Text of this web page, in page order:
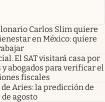
Carlos Slim quiere
en México: quiere
El SAT visitará casa por
abogados para verificar el
fiscales
Aries: la predicción de
agosto